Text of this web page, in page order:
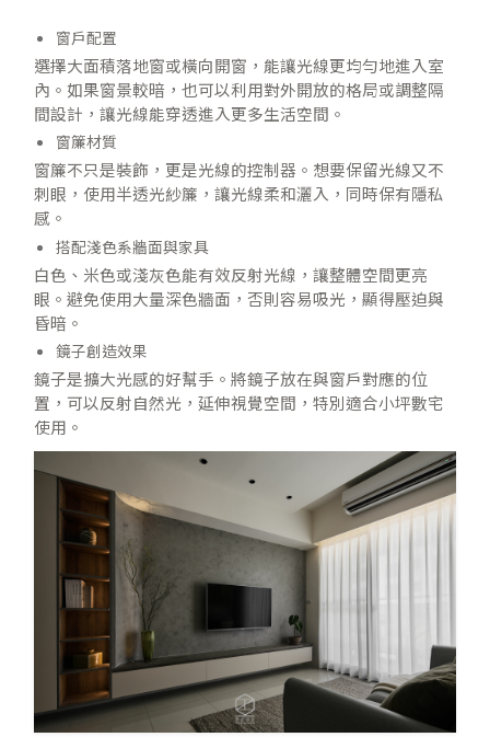
窗戶配置
選擇大面積落地窗或橫向開窗，能讓光線更均勻地進入室
內。如果窗景較暗，也可以利用對外開放的格局或調整隔
間設計，讓光線能穿透進入更多生活空間。
窗簾材質
窗簾不只是裝飾，更是光線的控制器。想要保留光線又不
刺眼，使用半透光紗簾，讓光線柔和灑入，同時保有隱私
感。
搭配淺色系牆面與家具
白色、米色或淺灰色能有效反射光線，讓整體空間更亮
眼。避免使用大量深色牆面，否則容易吸光，顯得壓迫與
昏暗。
鏡子創造效果
鏡子是擴大光感的好幫手。將鏡子放在與窗戶對應的位
置，可以反射自然光，延伸視覺空間，特別適合小坪數宅
使用。